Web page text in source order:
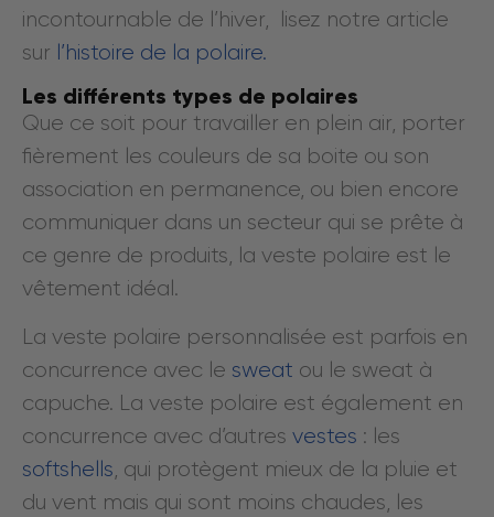
incontournable de l’hiver, lisez notre article
sur l’histoire de la polaire.
Les différents types de polaires
Que ce soit pour travailler en plein air, porter
fièrement les couleurs de sa boite ou son
association en permanence, ou bien encore
communiquer dans un secteur qui se prête à
ce genre de produits, la veste polaire est le
vêtement idéal.
La veste polaire personnalisée est parfois en
concurrence avec le sweat ou le sweat à
capuche. La veste polaire est également en
concurrence avec d’autres vestes : les
softshells, qui protègent mieux de la pluie et
du vent mais qui sont moins chaudes, les